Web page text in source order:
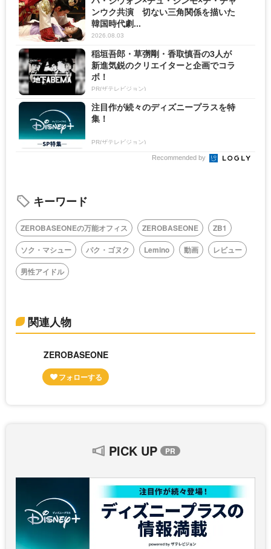
ンウク共演 切ない三角関係を描いた
韓国時代劇...
2026.08.03
稲垣吾郎・草彅剛・香取慎吾の3人が
新進気鋭のクリエイターと企画でコラ
ボ！
PR(ザテレビジョン)
注目作が続々のディズニープラスを特
集！
PR(ザテレビジョン)
Recommended by
キーワード
ZEROBASEONEの万能オフィス ZEROBASEONE
ZB1
ソク・マシュー
パク・ゴヌク Lemino 動画
レビュー
男性アイドル
関連人物
ZEROBASEONE
PICK UP